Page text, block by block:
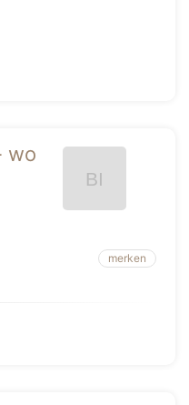
wo
merken